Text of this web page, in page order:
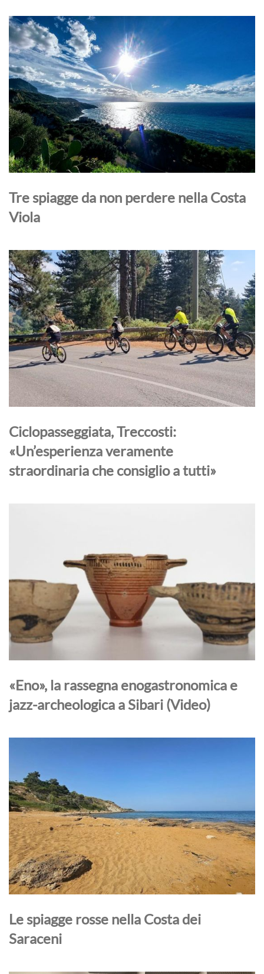
Tre spiagge da non perdere nella Costa
Viola
Ciclopasseggiata, Treccosti:
«Un’esperienza veramente
straordinaria che consiglio a tutti»
«Eno», la rassegna enogastronomica e
jazz-archeologica a Sibari (Video)
Le spiagge rosse nella Costa dei
Saraceni